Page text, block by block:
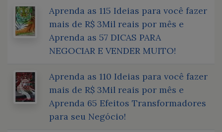
Aprenda as 115 Ideias para você fazer
mais de R$ 3Mil reais por mês e
Aprenda as 57 DICAS PARA
NEGOCIAR E VENDER MUITO!
Aprenda as 110 Ideias para você fazer
mais de R$ 3Mil reais por mês e
Aprenda 65 Efeitos Transformadores
para seu Negócio!